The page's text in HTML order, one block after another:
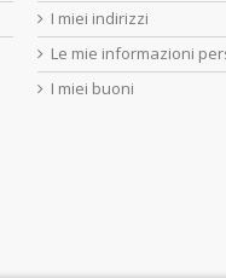
I miei indirizzi
Le mie informazioni
I miei buoni